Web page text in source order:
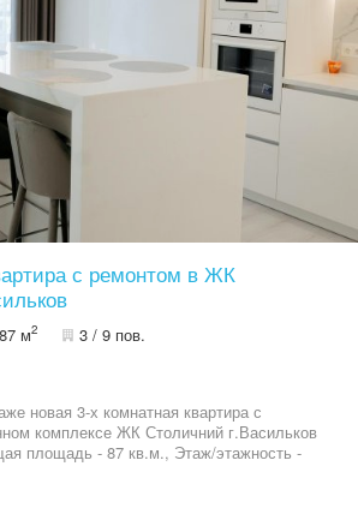
с ремонтом в ЖК
87 м2 3 / 9 пов.
новая 3-х комнатная квартира с
комплексе ЖК Столичний г.Васильков
площадь - 87 кв.м., Этаж/этажность -
спальни, просторная кухня-